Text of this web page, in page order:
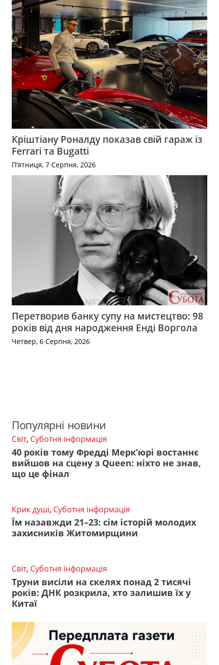
Кріштіану Роналду показав свій гараж із
Ferrari та Bugatti
П’ятниця, 7 Серпня, 2026
Перетворив банку супу на мистецтво: 98
років від дня народження Енді Воргола
Четвер, 6 Серпня, 2026
Популярні новини
Світ, Суботня інформація
40 років тому Фредді Мерк’юрі востаннє
вийшов на сцену з Queen: ніхто не знав,
що це фінал
Крик душі, Суботня інформація
Їм назавжди 21–23: сім історій молодих
захисників Житомирщини
Світ, Суботня інформація
Труни висіли на скелях понад 2 тисячі
років: ДНК розкрила, хто залишив їх у
Китаї